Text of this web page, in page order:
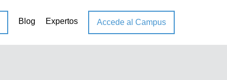
Blog Expertos Accede al Campus